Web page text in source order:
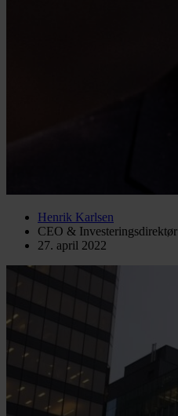
Henrik Karlsen
CEO & Investeringsdirektør
27. april 2022